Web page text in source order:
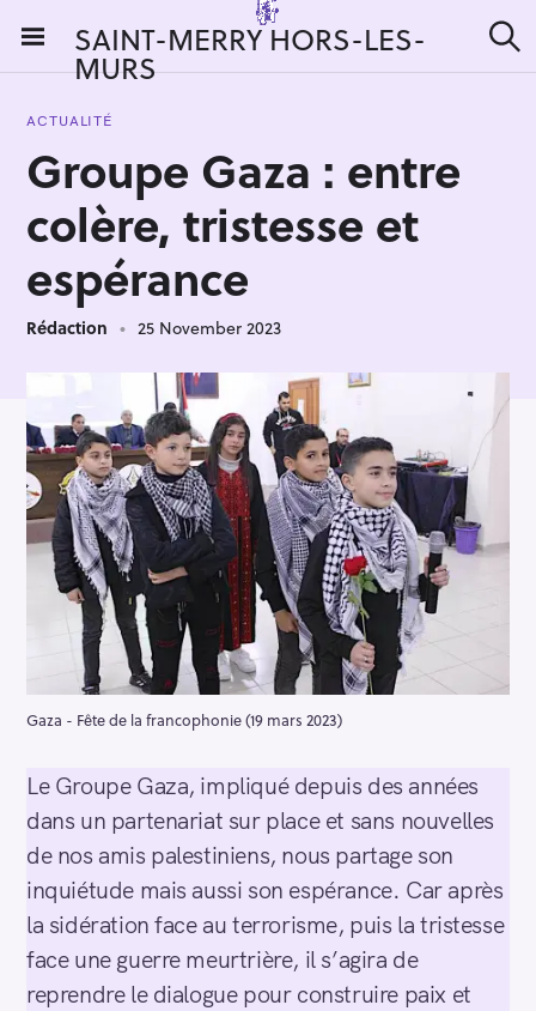
i
SAINT-MERRY HORS-LES-
MURS e
ACTUALITÉ
Groupe Gaza : entre
colère, tristesse et
espérance
Rédaction 25 November 2023
Gaza - Fête de la francophonie (19 mars 2023)
Le Groupe Gaza, impliqué depuis des années
dans un partenariat sur place et sans nouvelles
de nos amis palestiniens, nous partage son
inquiétude mais aussi son espérance. Car après
la sidération face au terrorisme, puis la tristesse
face une guerre meurtrière, il s’agira de
reprendre le dialogue pour construire paix et